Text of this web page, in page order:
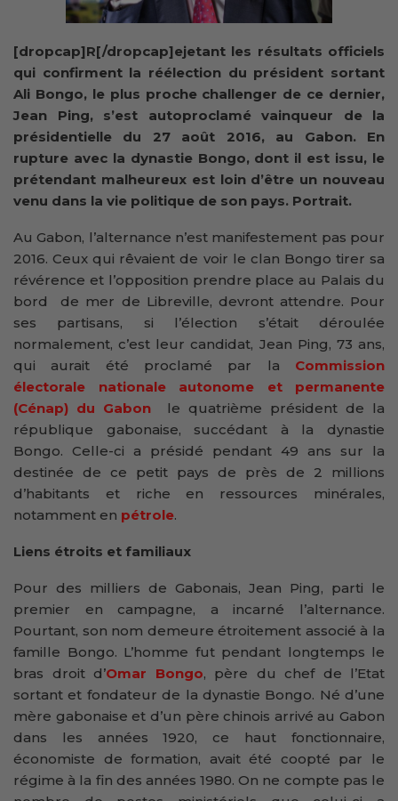
[dropcap]R[/dropcap]ejetant les résultats officiels
qui confirment la réélection du président sortant
Ali Bongo, le plus proche challenger de ce dernier,
Jean Ping, s’est autoproclamé vainqueur de la
présidentielle du 27 août 2016, au Gabon. En
rupture avec la dynastie Bongo, dont il est issu, le
prétendant malheureux est loin d’être un nouveau
venu dans la vie politique de son pays. Portrait.
Au Gabon, l’alternance n’est manifestement pas pour
2016. Ceux qui rêvaient de voir le clan Bongo tirer sa
révérence et l’opposition prendre place au Palais du
bord de mer de Libreville, devront attendre. Pour
ses partisans, si l’élection s’était déroulée
normalement, c’est leur candidat, Jean Ping, 73 ans,
qui aurait été proclamé par la Commission
électorale nationale autonome et permanente
(Cénap) du Gabon le quatrième président de la
république gabonaise, succédant à la dynastie
Bongo. Celle-ci a présidé pendant 49 ans sur la
destinée de ce petit pays de près de 2 millions
d’habitants et riche en ressources minérales,
notamment en pétrole.
Liens étroits et familiaux
Pour des milliers de Gabonais, Jean Ping, parti le
premier en campagne, a incarné l’alternance.
Pourtant, son nom demeure étroitement associé à la
famille Bongo. L’homme fut pendant longtemps le
bras droit d’Omar Bongo, père du chef de l’Etat
sortant et fondateur de la dynastie Bongo. Né d’une
mère gabonaise et d’un père chinois arrivé au Gabon
dans les années 1920, ce haut fonctionnaire,
économiste de formation, avait été coopté par le
régime à la fin des années 1980. On ne compte pas le